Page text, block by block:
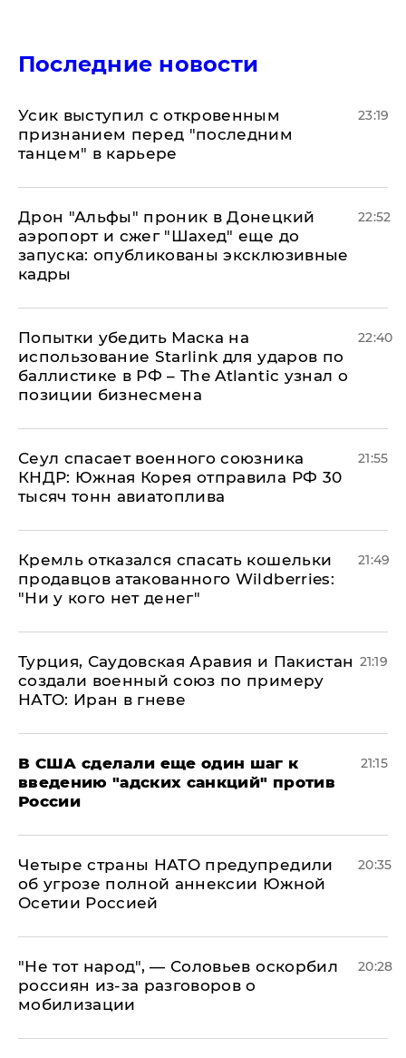
Последние новости
Усик выступил с откровенным
признанием перед "последним
танцем" в карьере
23:19
Дрон "Альфы" проник в Донецкий
аэропорт и сжег "Шахед" еще до
запуска: опубликованы эксклюзивные
кадры
22:52
Попытки убедить Маска на
использование Starlink для ударов по
баллистике в РФ – The Atlantic узнал о
позиции бизнесмена
22:40
​Сеул спасает военного союзника
КНДР: Южная Корея отправила РФ 30
тысяч тонн авиатоплива
21:55
Кремль отказался спасать кошельки
продавцов атакованного Wildberries:
"Ни у кого нет денег"
21:49
Турция, Саудовская Аравия и Пакистан
создали военный союз по примеру
НАТО: Иран в гневе
21:19
В США сделали еще один шаг к
введению "адских санкций" против
России
21:15
Четыре страны НАТО предупредили
об угрозе полной аннексии Южной
Осетии Россией
20:35
​"Не тот народ", — Соловьев оскорбил
россиян из-за разговоров о
мобилизации
20:28